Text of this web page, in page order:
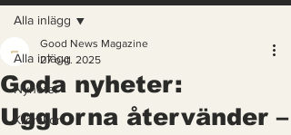
Alla inlägg
Nyheter
Krönikor
Alla inlägg
Goda nyheter:
Ugglorna återvänder –
Good News Magazine
27 okt. 2025